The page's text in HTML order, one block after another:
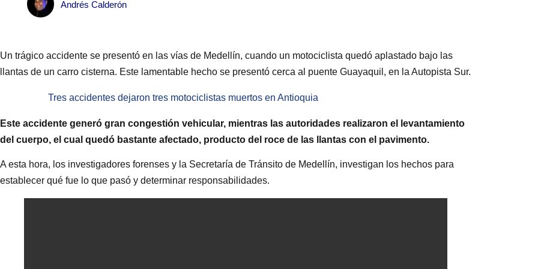
Andrés Calderón
Un trágico accidente se presentó en las vías de Medellín, cuando un motociclista quedó aplastado bajo las
llantas de un carro cisterna. Este lamentable hecho se presentó cerca al puente Guayaquil, en la Autopista Sur.
Tres accidentes dejaron tres motociclistas muertos en Antioquia
Este accidente generó gran congestión vehicular, mientras las autoridades realizaron el levantamiento
del cuerpo, el cual quedó bastante afectado, producto del roce de las llantas con el pavimento.
A esta hora, los investigadores forenses y la Secretaría de Tránsito de Medellín, investigan los hechos para
establecer qué fue lo que pasó y determinar responsabilidades.